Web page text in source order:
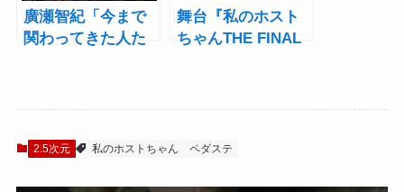
廣瀬智紀「今まで
関わってきた人た
編～』開幕
舞台『私のホスト
ちゃんTHE FINAL
2.5次元 私のホストちゃん ペダステ